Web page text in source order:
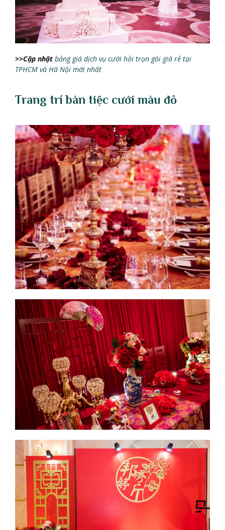
>>Cập nhật bảng giá dịch vụ cưới hỏi trọn gói giá rẻ tại
TPHCM và Hà Nội mới nhất
Trang trí bàn tiệc cưới màu đỏ